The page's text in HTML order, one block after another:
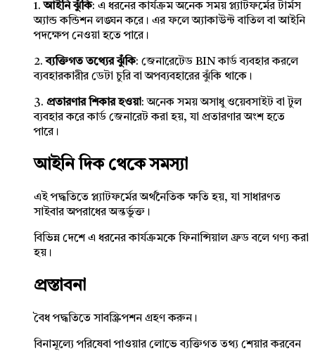
1.আইনি ঝুঁকি: এ ধরনের কার্যক্রম অনেক সময় প্ল্যাটফর্মের টার্মস
অ্যান্ড কন্ডিশন লঙ্ঘন করে। এর ফলে অ্যাকাউন্ট বাতিল বা আইনি
পদক্ষেপ নেওয়া হতে পারে।
2.ব্যক্তিগত তথ্যের ঝুঁকি: জেনারেটেড BIN কার্ড ব্যবহার করলে
ব্যবহারকারীর ডেটা চুরি বা অপব্যবহারের ঝুঁকি থাকে।
3. প্রতারণার শিকার হওয়া: অনেক সময় অসাধু ওয়েবসাইট বা টুল
ব্যবহার করে কার্ড জেনারেট করা হয়, যা প্রতারণার অংশ হতে
পারে।
আইনি দিক থেকে সমস্যা
এই পদ্ধতিতে প্ল্যাটফর্মের অর্থনৈতিক ক্ষতি হয়, যা সাধারণত
সাইবার অপরাধের অন্তর্ভুক্ত।
বিভিন্ন দেশে এ ধরনের কার্যক্রমকে ফিনান্সিয়াল ফ্রড বলে গণ্য করা
হয়।
প্রস্তাবনা
বৈধ পদ্ধতিতে সাবস্ক্রিপশন গ্রহণ করুন।
বিনামূল্যে পরিষেবা পাওয়ার লোভে ব্যক্তিগত তথ্য শেয়ার করবেন